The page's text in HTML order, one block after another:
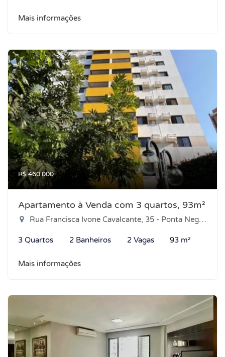
Mais informações
R$ 460.000
Apartamento à Venda com 3 quartos, 93m²
Rua Francisca Ivone Cavalcante, 35 - Ponta Negra, Natal-RN
3 Quartos 2 Banheiros 2 Vagas 93 m²
Mais informações